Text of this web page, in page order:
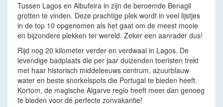
Tussen Lagos en Albufeira in zijn de beroemde Benagil
grotten te vinden. Deze prachtige plek wordt in veel lijstjes
in de top 10 opgenomen als het gaat om de meest mooie
en bijzondere plekken ter wereld. Zeker een aanrader dus!
Rijd nog 20 kilometer verder en verdwaal in Lagos. De
levendige badplaats die per jaar duizenden toeristen trekt
met haar historisch middeleeuws centrum, azuurblauw
water en beste snorkelspots die Portugal te bieden heeft.
Kortom, de magische Algarve regio heeft meer dan genoeg
te bieden voor dé perfecte zonvakantie!